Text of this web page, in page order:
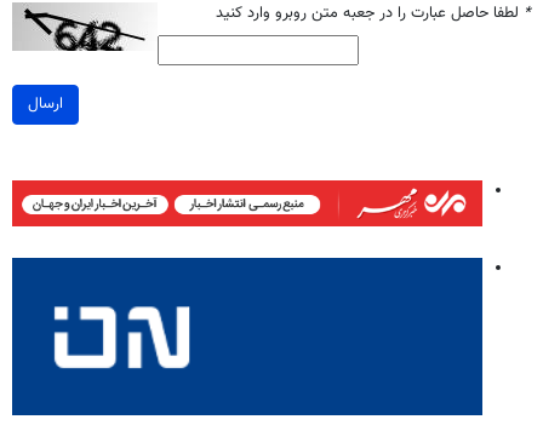
* لطفا حاصل عبارت را در جعبه متن روبرو وارد کنید
ارسال